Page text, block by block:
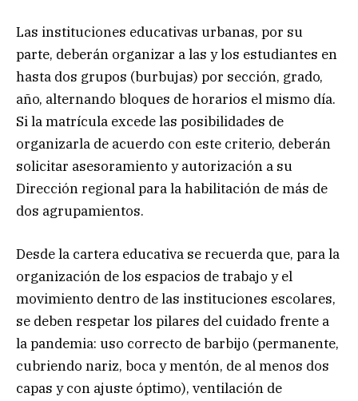
Las instituciones educativas urbanas, por su
parte, deberán organizar a las y los estudiantes en
hasta dos grupos (burbujas) por sección, grado,
año, alternando bloques de horarios el mismo día.
Si la matrícula excede las posibilidades de
organizarla de acuerdo con este criterio, deberán
solicitar asesoramiento y autorización a su
Dirección regional para la habilitación de más de
dos agrupamientos.
Desde la cartera educativa se recuerda que, para la
organización de los espacios de trabajo y el
movimiento dentro de las instituciones escolares,
se deben respetar los pilares del cuidado frente a
la pandemia: uso correcto de barbijo (permanente,
cubriendo nariz, boca y mentón, de al menos dos
capas y con ajuste óptimo), ventilación de